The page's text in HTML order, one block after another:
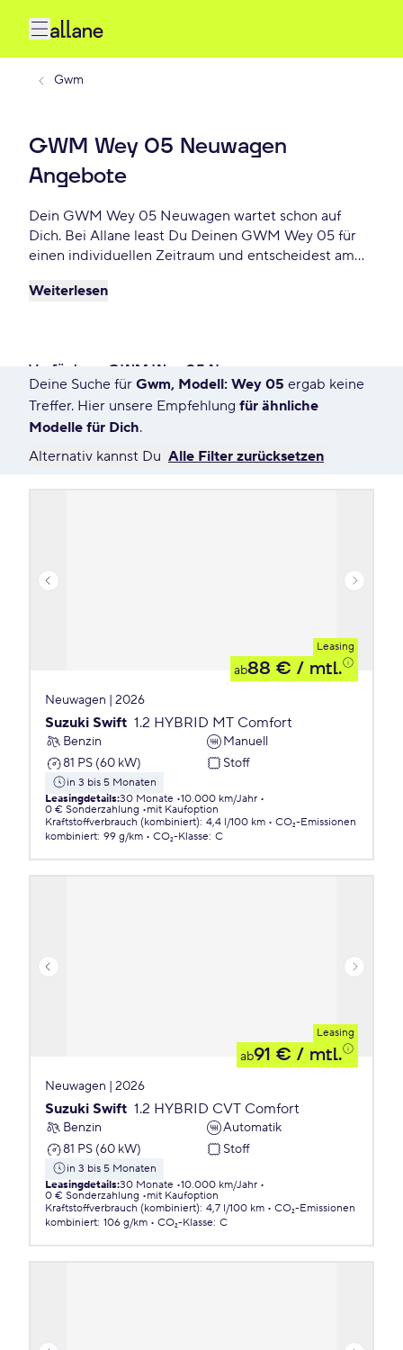
Gwm
GWM Wey 05 Neuwagen
Angebote
Dein GWM Wey 05 Neuwagen wartet schon auf
Dich. Bei Allane least Du Deinen GWM Wey 05 für
einen individuellen Zeitraum und entscheidest am
möchtest oder zurückgeben willst. Finde das
Weiterlesen
Verfügbare GWM Wey 05 Neuwagen
7568 Angebote für Deine Suche
Deine Suche für Gwm, Modell: Wey 05 ergab keine
Treffer. Hier unsere Empfehlung für ähnliche
Modelle für Dich.
Alternativ kannst Du Alle Filter zurücksetzen
Leasing
ab88 € / mtl.
Neuwagen | 2026
Suzuki Swift 1.2 HYBRID MT Comfort
Benzin
Manuell
81 PS (60 kW)
Stoff
in 3 bis 5 Monaten
Leasingdetails:30 Monate 10.000 km/Jahr
0 € Sonderzahlung
mit Kaufoption
Kraftstoffverbrauch (kombiniert): 4,4 l/100 km
CO₂-Emissionen
kombiniert: 99 g/km CO₂-Klasse: C
Leasing
ab91 € / mtl.
Neuwagen | 2026
Suzuki Swift 1.2 HYBRID CVT Comfort
Benzin
Automatik
81 PS (60 kW)
Stoff
in 3 bis 5 Monaten
Leasingdetails:30 Monate 10.000 km/Jahr
0 € Sonderzahlung
mit Kaufoption
Kraftstoffverbrauch (kombiniert): 4,7 l/100 km
CO₂-Emissionen
kombiniert: 106 g/km CO₂-Klasse: C